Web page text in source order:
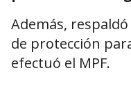
Además,
de protección
efectuó el MPF.